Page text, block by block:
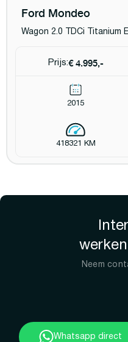
Ford Mondeo
Wagon 2.0 TDCi Titanium
Prijs:€ 4.995,-
2015
418321 KM
Neem
Whatsapp direct